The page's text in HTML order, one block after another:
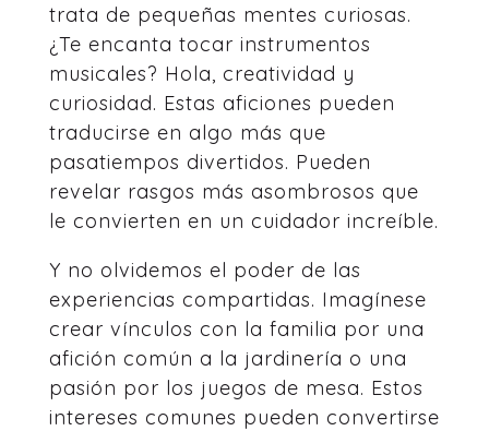
trata de pequeñas mentes curiosas.
¿Te encanta tocar instrumentos
musicales? Hola, creatividad y
curiosidad. Estas aficiones pueden
traducirse en algo más que
pasatiempos divertidos. Pueden
revelar rasgos más asombrosos que
le convierten en un cuidador increíble.
Y no olvidemos el poder de las
experiencias compartidas. Imagínese
crear vínculos con la familia por una
afición común a la jardinería o una
pasión por los juegos de mesa. Estos
intereses comunes pueden convertirse